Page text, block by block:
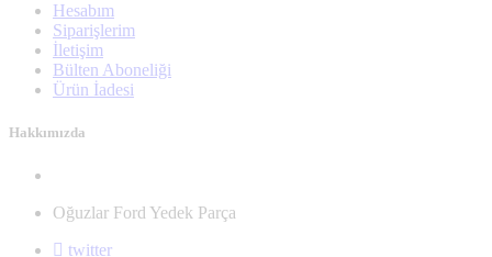
Hesabım
Siparişlerim
İletişim
Bülten Aboneliği
Ürün İadesi
Hakkımızda
Oğuzlar Ford Yedek Parça
twitter